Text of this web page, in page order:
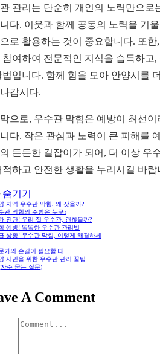
관리는 단순히 개인의 노력만으로
다. 이웃과 함께 공동의 노력을 기
로 활용하는 것이 중요합니다. 또
참여하여 전문적인 지식을 습득하고
법입니다. 함께 힘을 모아 안양시를
갑시다.
으로, 우수관 막힘은 예방이 최선
다. 작은 관심과 노력이 큰 피해를
든든한 길잡이가 되어, 더 이상 우
적하고 안전한 생활을 누리시길 바랍
숨기기
지역 우수관 막힘, 왜 잦을까?
관 막힘의 주범은 누구?
진단! 우리 집 우수관, 괜찮을까?
예방! 똑똑한 우수관 관리법
상황! 우수관 막힘, 이렇게 해결하세
가의 손길이 필요할 때
시민을 위한 우수관 관리 꿀팁
자주 묻는 질문)
A Comment